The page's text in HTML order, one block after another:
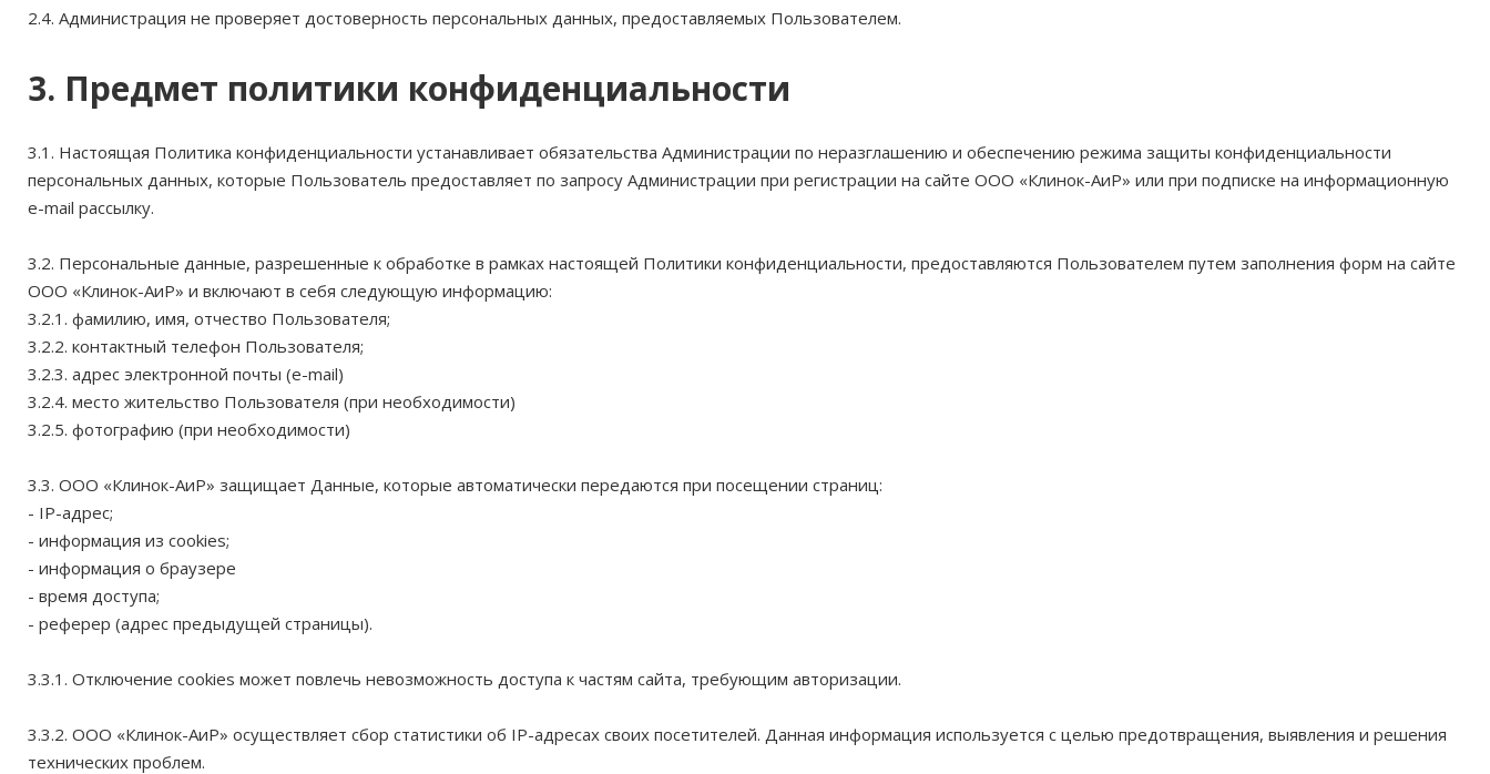
2.4. Администрация не проверяет достоверность персональных данных, предоставляемых Пользователем.
3. Предмет политики конфиденциальности
3.1. Настоящая Политика конфиденциальности устанавливает обязательства Администрации по неразглашению и обеспечению режима защиты конфиденциальности
персональных данных, которые Пользователь предоставляет по запросу Администрации при регистрации на сайте ООО «Клинок-АиР» или при подписке на информационную
e-mail рассылку.
3.2. Персональные данные, разрешенные к обработке в рамках настоящей Политики конфиденциальности, предоставляются Пользователем путем заполнения форм на сайте
ООО «Клинок-АиР» и включают в себя следующую информацию:
3.2.1. фамилию, имя, отчество Пользователя;
3.2.2. контактный телефон Пользователя;
3.2.3. адрес электронной почты (e-mail)
3.2.4. место жительство Пользователя (при необходимости)
3.2.5. фотографию (при необходимости)
3.3. ООО «Клинок-АиР» защищает Данные, которые автоматически передаются при посещении страниц:
- IP-адрес;
- информация из cookies;
- информация о браузере
- время доступа;
- реферер (адрес предыдущей страницы).
3.3.1. Отключение cookies может повлечь невозможность доступа к частям сайта, требующим авторизации.
3.3.2. ООО «Клинок-АиР» осуществляет сбор статистики об IP-адресах своих посетителей. Данная информация используется с целью предотвращения, выявления и решения
технических проблем.